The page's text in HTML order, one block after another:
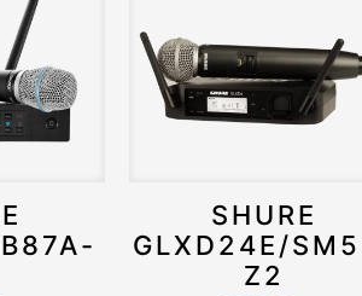
SHURE
GLXD24E/
Z2